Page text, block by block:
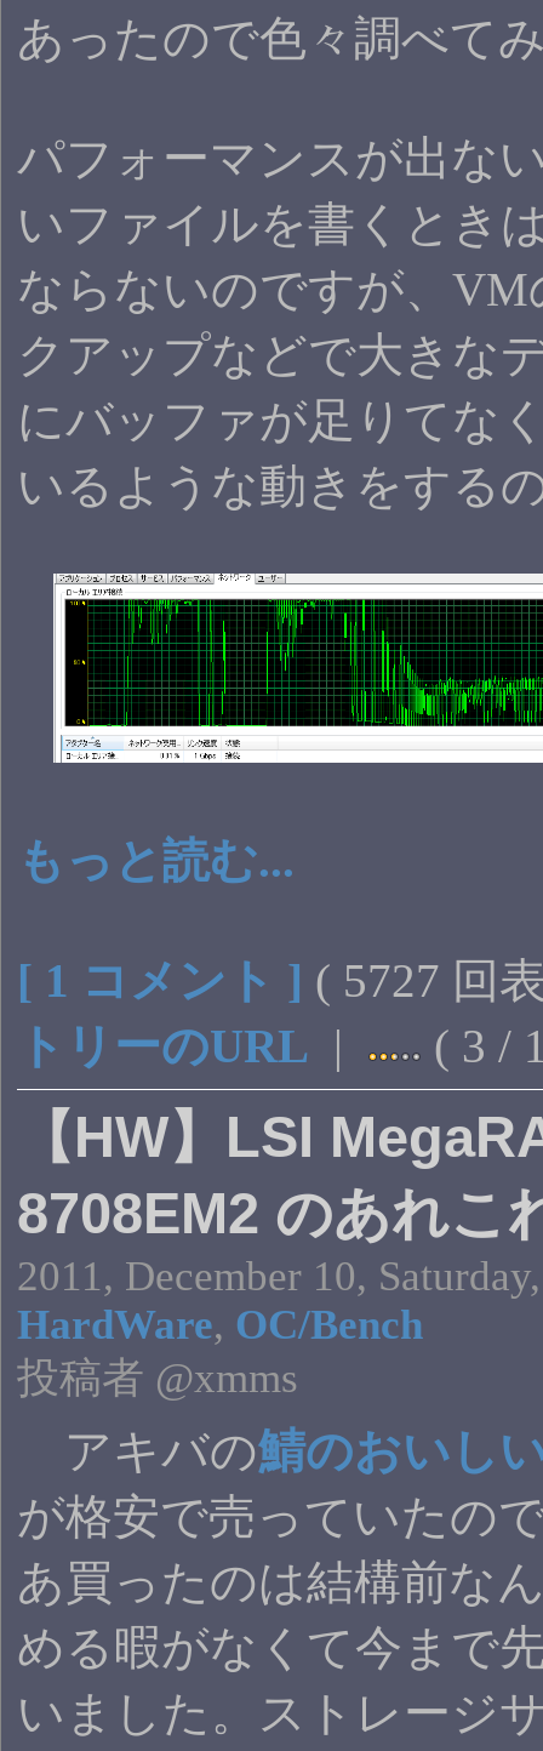
あったので色々調べて
パフォーマンスが出な
いファイルを書くとき
ならないのですが、
クアップなどで大きな
にバッファが足りてな
いるような動きをする
もっと読む...
[ 1 コメント ] ( 5727 回
トリーのURL | ( 3 /
【HW】LSI
8708EM2 のあれ
2011, December 10,
HardWare, OC/Bench
投稿者 @xmms
アキバの鯖のおいし
が格安で売っていたの
あ買ったのは結構前な
める暇がなくて今まで
いました。ストレージ